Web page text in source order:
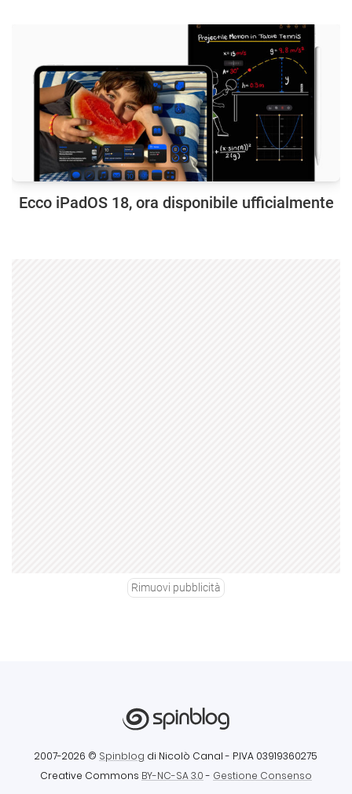
Ecco iPadOS 18, ora disponibile ufficialmente
Rimuovi pubblicità
2007-2026 © Spinblog di Nicolò Canal - P.IVA 03919360275
Creative Commons BY-NC-SA 3.0- Gestione Consenso